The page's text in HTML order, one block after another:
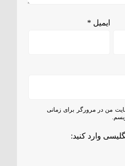
ایمیل *
من در مرورگر برای زمانی
وارد کنید: